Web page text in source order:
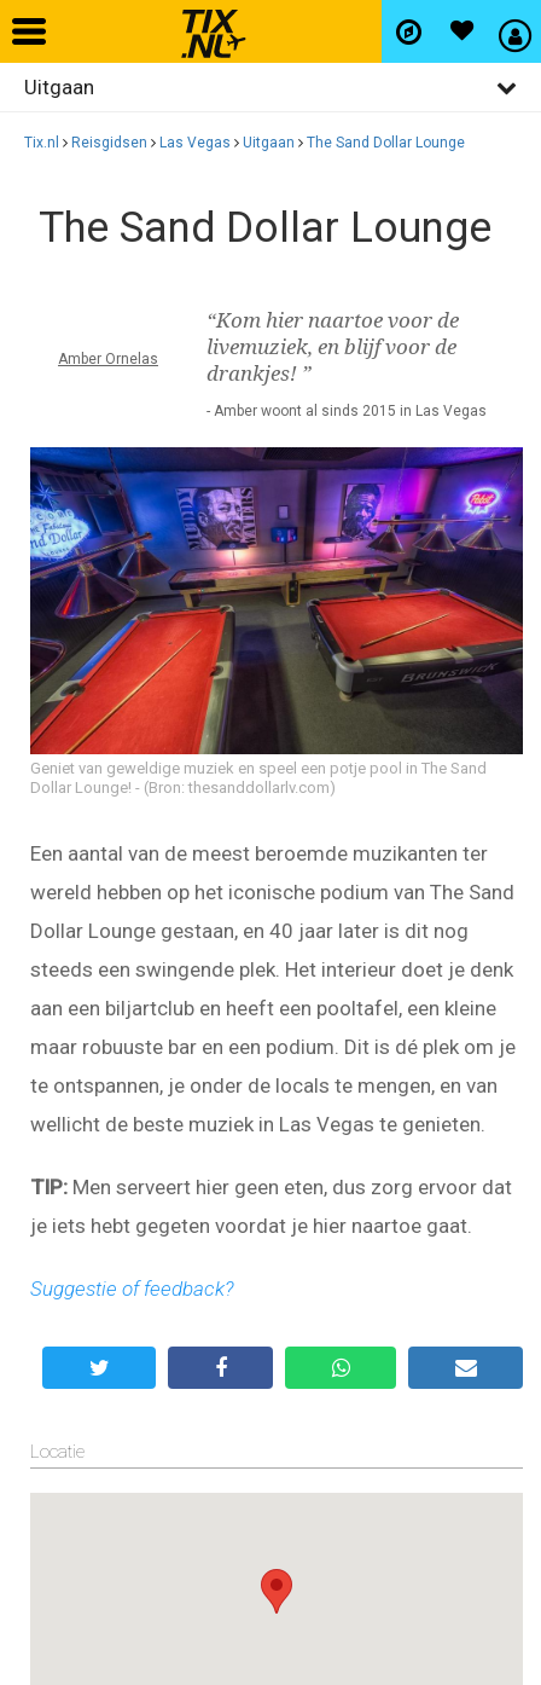
Home
Hotels
Activiteiten
Uitgaan
Algemeen
Bezienswaardigheden
Tix.nl Reisgidsen Las Vegas Uitgaan The Sand Dollar Lounge
The Sand Dollar Lounge
Amber Ornelas
“Kom hier naartoe voor de
livemuziek, en blijf voor de
drankjes! ”
- Amber woont al sinds 2015 in Las Vegas
Geniet van geweldige muziek en speel een potje pool in The Sand
Dollar Lounge!
(Bron: thesanddollarlv.com)
Een aantal van de meest beroemde muzikanten ter
wereld hebben op het iconische podium van The Sand
Dollar Lounge gestaan, en 40 jaar later is dit nog
steeds een swingende plek. Het interieur doet je denk
aan een biljartclub en heeft een pooltafel, een kleine
maar robuuste bar en een podium. Dit is dé plek om je
te ontspannen, je onder de locals te mengen, en van
wellicht de beste muziek in Las Vegas te genieten.
TIP: Men serveert hier geen eten, dus zorg ervoor dat
je iets hebt gegeten voordat je hier naartoe gaat.
Suggestie of feedback?
Locatie